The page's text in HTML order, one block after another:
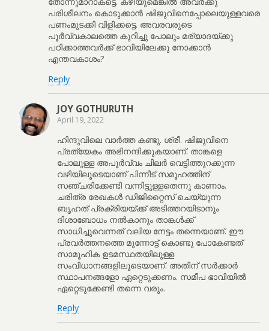
പരിശീലനം കൊടുക്കാൻ ഷിജുവിനെപ്പോലെയുള്ളവരെ
പണംമുടക്കി വിളിക്കട്ടെ. അവരവരുടെ
പൂർവ്വകാലത്തെ കുറിച്ചു പോലും മര്യാദയ്ക്കു
പഠിക്കാത്തവർക്ക് ഭാവിയിലേക്കു നോക്കാൻ
എന്തവകാശം?
Reply
JOY GOTHURUTH
April 19, 2022
ഹിന്ദുവിലെ വാർത്ത കണ്ടു. ശ്രീ. ഷിജുവിനെ
പ്രത്യേകം അഭിനന്ദിക്കുകയാണ്. താങ്കളെ
പോലുള്ള അപൂർവ്വം ചിലർ വെട്ടിത്തുറക്കുന്ന
വഴിയിലൂടെയാണ് പിന്നീട് സമൂഹത്തിന്
സഞ്ചരിക്കേണ്ടി വന്നിട്ടുള്ളതെന്നു കാണാം.
ചരിത്ര രേഖകൾ ഡിജിറ്റൈസ് ചെയ്യുന്ന
ബൃഹത് പ്രക്രിയയ്ക്ക് അടിത്തറയിടാനും
ദിശാബോധം നൽകാനും താങ്കൾക്ക്
സാധിച്ചുവെന്നത് വലിയ നേട്ടം തന്നെയാണ്. ഈ
പ്രവർത്തനത്തെ മുന്നോട്ട് കൊണ്ടു പോകേണ്ടത്
സാമൂഹിക ഉടമസ്ഥതയിലുള്ള
സംവിധാനങ്ങളിലൂടെയാണ്. അതിന് സർക്കാർ
സ്ഥാപനങ്ങളോ ഏറ്റെടുക്കണം. സമീപ ഭാവിയിൽ
ഏറ്റെടുക്കേണ്ടി തന്നെ വരും.
Reply